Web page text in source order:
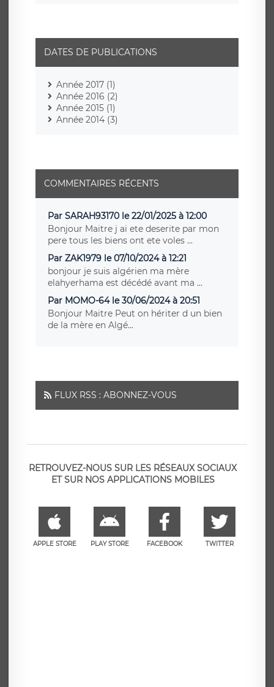
DATES DE PUBLICATIONS
Année 2017 (1)
Année 2016 (2)
Année 2015 (1)
Année 2014 (3)
COMMENTAIRES RÉCENTS
Par SARAH93170 le 22/01/2025 à 12:00
Bonjour Maitre j ai ete deserite par mon
pere tous les biens ont ete voles ...
Par ZAK1979 le 07/10/2024 à 12:21
bonjour je suis algérien ma mère
elahyerhama est décédé avant ma ...
Par MOMO-64 le 30/06/2024 à 20:51
Bonjour Maitre Peut on hériter d un bien
de la mère en Algé...
FLUX RSS : ABONNEZ-VOUS
RETROUVEZ-NOUS SUR LES RÉSEAUX SOCIAUX
ET SUR NOS APPLICATIONS MOBILES
APPLE STORE PLAY STORE FACEBOOK TWITTER